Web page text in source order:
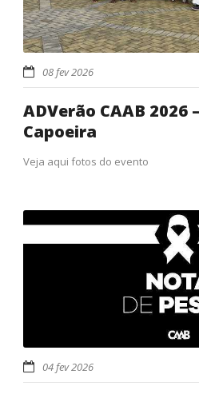
08 fev 2026
ADVerão CAAB 2026
Capoeira
Veja aqui fotos do evento
04 fev 2026